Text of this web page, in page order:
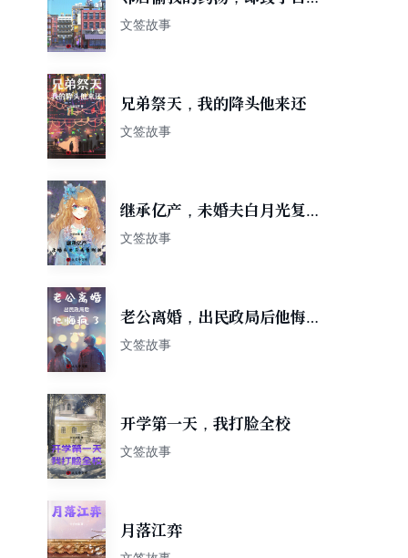
家
文签故事
兄弟祭天，我的降头他来还
文签故事
继承亿产，未婚夫白月光复制
我
文签故事
老公离婚，出民政局后他悔疯
了
文签故事
开学第一天，我打脸全校
文签故事
月落江弈